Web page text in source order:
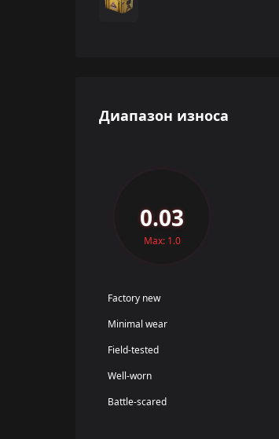
Диапазон износа
0.03
Max: 1.0
Factory new
Minimal wear
Field-tested
Well-worn
Battle-scared